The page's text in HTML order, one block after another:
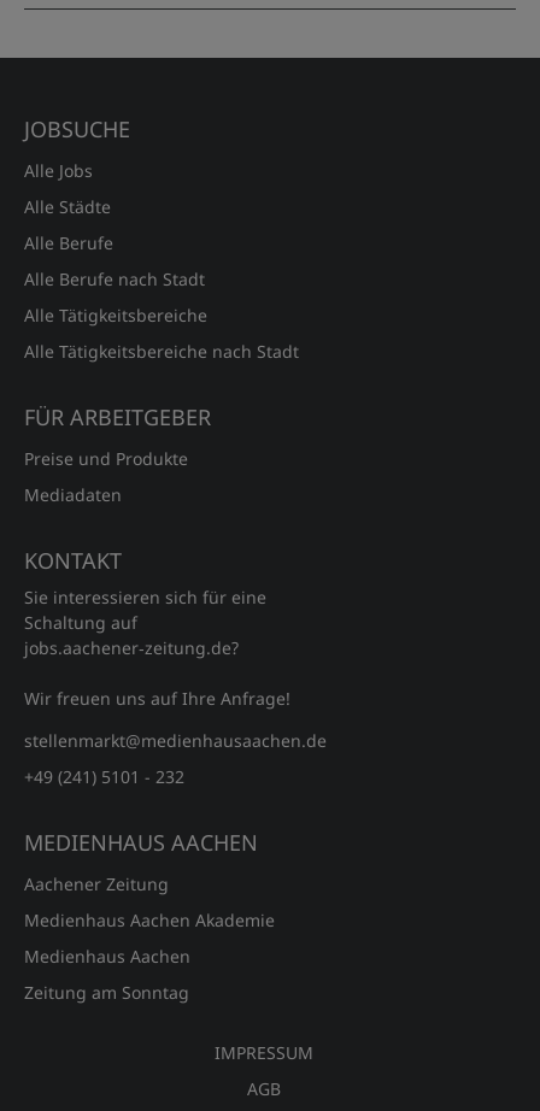
JOBSUCHE
Alle Jobs
Alle Städte
Alle Berufe
Alle Berufe nach Stadt
Alle Tätigkeitsbereiche
Alle Tätigkeitsbereiche nach Stadt
FÜR ARBEITGEBER
Preise und Produkte
Mediadaten
KONTAKT
Sie interessieren sich für eine
Schaltung auf
jobs.aachener‑zeitung.de?
Wir freuen uns auf Ihre Anfrage!
stellenmarkt@medienhausaachen.de
+49 (241) 5101 - 232
MEDIENHAUS AACHEN
Aachener Zeitung
Medienhaus Aachen Akademie
Medienhaus Aachen
Zeitung am Sonntag
IMPRESSUM
AGB